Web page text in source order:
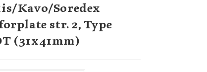
Kavo/Soredex
str. 2, Type
(31x41mm)